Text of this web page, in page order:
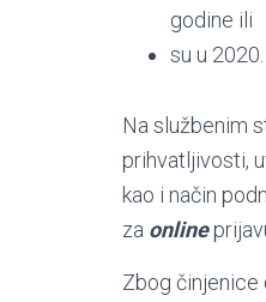
godine ili
su u
Na službenim
prihvatljivosti,
kao i način
za online
Zbog činjenice